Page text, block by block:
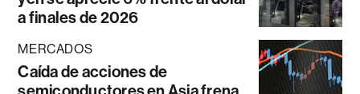
a finales de 2026
MERCADOS
Caída de acciones de